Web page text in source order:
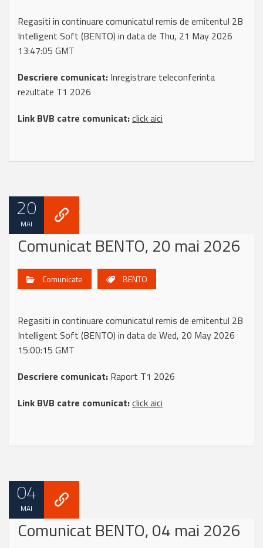
Regasiti in continuare comunicatul remis de emitentul 2B
Intelligent Soft (BENTO) in data de Thu, 21 May 2026
13:47:05 GMT
Descriere comunicat: Inregistrare teleconferinta
rezultate T1 2026
Link BVB catre comunicat:click aici
20
MAI
Comunicat BENTO, 20 mai 2026
Comunicate BENTO
Regasiti in continuare comunicatul remis de emitentul 2B
Intelligent Soft (BENTO) in data de Wed, 20 May 2026
15:00:15 GMT
Descriere comunicat: Raport T1 2026
Link BVB catre comunicat:click aici
04
MAI
Comunicat BENTO, 04 mai 2026